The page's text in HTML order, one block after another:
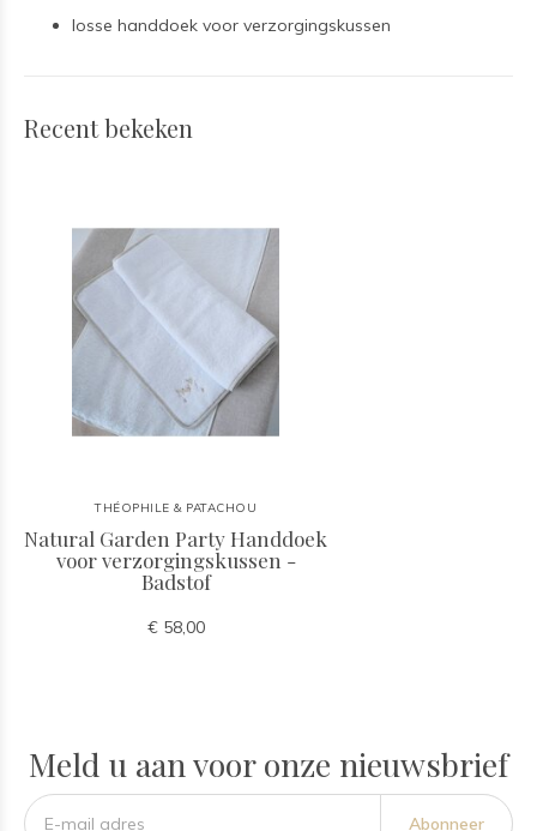
losse handdoek voor verzorgingskussen
Recent bekeken
THÉOPHILE & PATACHOU
Natural Garden Party Handdoek
voor verzorgingskussen -
Badstof
€ 58,00
Meld u aan voor onze nieuwsbrief
Abonneer